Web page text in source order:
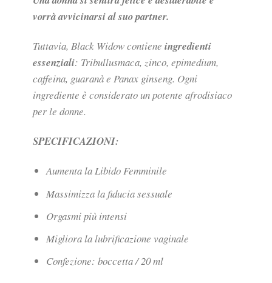
vorrà avvicinarsi al suo partner.
Tuttavia, Black Widow contiene ingredienti
essenziali: Tribullusmaca, zinco, epimedium,
caffeina, guaranà e Panax ginseng. Ogni
ingrediente è considerato un potente afrodisiaco
per le donne.
SPECIFICAZIONI:
Aumenta la Libido Femminile
Massimizza la fiducia sessuale
Orgasmi più intensi
Migliora la lubrificazione vaginale
Confezione: boccetta / 20 ml